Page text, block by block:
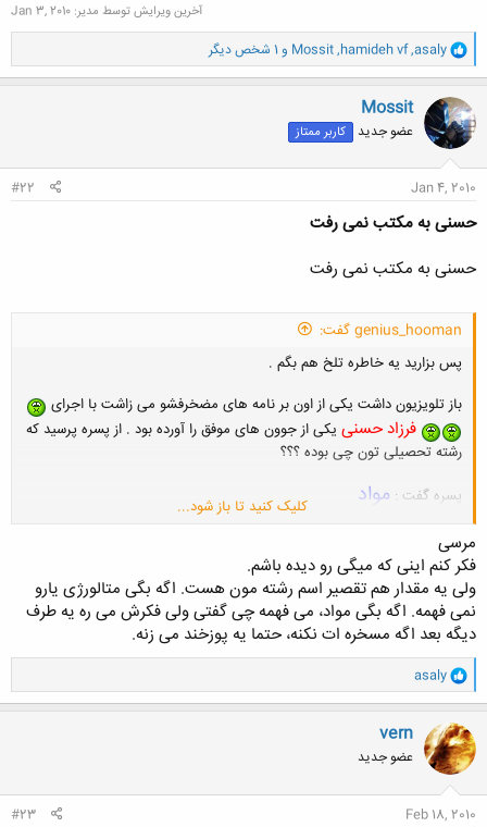
آخرین ویرایش توسط مدیر: Jan 3, 2010
و
ا
ک
ن
ش
ه
ا
asaly
,
hamideh vf
,
Mossit و 1 شخص دیگر
Mossit
عضو جدید کاربر ممتاز
Jan 4, 2010
#22
حسنی به مکتب نمی رفت
حسنی به مکتب نمی رفت
genius_hooman گفت:
پس بزارید یه خاطره تلخ هم بگم .
باز تلویزیون داشت یکی از اون بر نامه های مضخرفشو می زاشت با اجرای
فرزاد حسنی یکی از جوون های موفق را آورده بود . از پسره پرسید که
رشته تحصیلی تون چی بوده ؟؟؟
پسره گفت : مواد
فرزاد حسنی یه چیز توی این مایه ها گفت :
هه هه هه هه لووس بی معنی
همین مثله تو خوبه که هر روز ابرو هاتو یه سایز ریز دانه تر می کنی ؟؟
کلیک کنید تا باز شود...
مرسی
فکر کنم اینی که میگی رو دیده باشم.
ولی یه مقدار هم تقصیر اسم رشته مون هست. اگه بگی متالورژی یارو
نمی فهمه. اگه بگی مواد، می فهمه چی گفتی ولی فکرش می ره یه طرف
دیگه بعد اگه مسخره ات نکنه، حتما یه پوزخند می زنه.
و
ا
ک
ن
ش
ه
ا
asaly
vern
عضو جدید
Feb 18, 2010
#23